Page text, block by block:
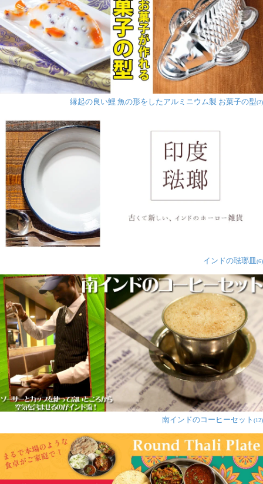
縁起の良い鯉 魚の形をしたアルミニウム製 お菓子の型(2)
インドの琺瑯皿 (6)
南インドのコーヒーセット (12)